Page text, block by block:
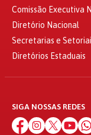
Comissão Executiva
Diretório Nacional
Secretarias e
Diretórios Estaduais
SIGA NOSSAS REDES